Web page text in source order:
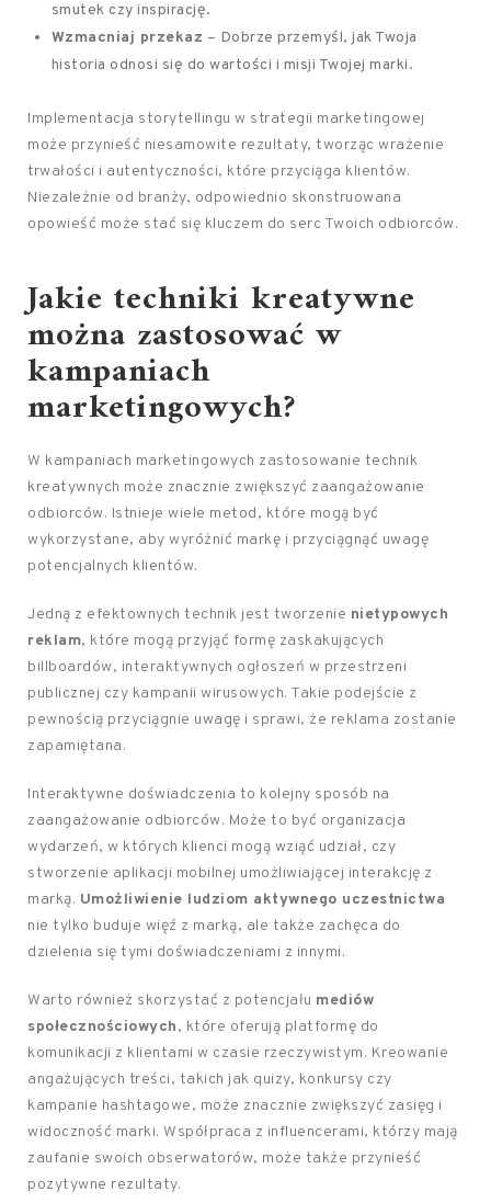
smutek czy inspirację.
Wzmacniaj przekaz – Dobrze przemyśl, jak Twoja
historia odnosi się do wartości i misji Twojej marki.
Implementacja storytellingu w strategii marketingowej
może przynieść niesamowite rezultaty, tworząc wrażenie
trwałości i autentyczności, które przyciąga klientów.
Niezależnie od branży, odpowiednio skonstruowana
opowieść może stać się kluczem do serc Twoich odbiorców.
Jakie techniki kreatywne
można zastosować w
kampaniach
marketingowych?
W kampaniach marketingowych zastosowanie technik
kreatywnych może znacznie zwiększyć zaangażowanie
odbiorców. Istnieje wiele metod, które mogą być
wykorzystane, aby wyróżnić markę i przyciągnąć uwagę
potencjalnych klientów.
Jedną z efektownych technik jest tworzenie nietypowych
reklam, które mogą przyjąć formę zaskakujących
billboardów, interaktywnych ogłoszeń w przestrzeni
publicznej czy kampanii wirusowych. Takie podejście z
pewnością przyciągnie uwagę i sprawi, że reklama zostanie
zapamiętana.
Interaktywne doświadczenia to kolejny sposób na
zaangażowanie odbiorców. Może to być organizacja
wydarzeń, w których klienci mogą wziąć udział, czy
stworzenie aplikacji mobilnej umożliwiającej interakcję z
marką. Umożliwienie ludziom aktywnego uczestnictwa
nie tylko buduje więź z marką, ale także zachęca do
dzielenia się tymi doświadczeniami z innymi.
Warto również skorzystać z potencjału mediów
społecznościowych, które oferują platformę do
komunikacji z klientami w czasie rzeczywistym. Kreowanie
angażujących treści, takich jak quizy, konkursy czy
kampanie hashtagowe, może znacznie zwiększyć zasięg i
widoczność marki. Współpraca z influencerami, którzy mają
zaufanie swoich obserwatorów, może także przynieść
pozytywne rezultaty.